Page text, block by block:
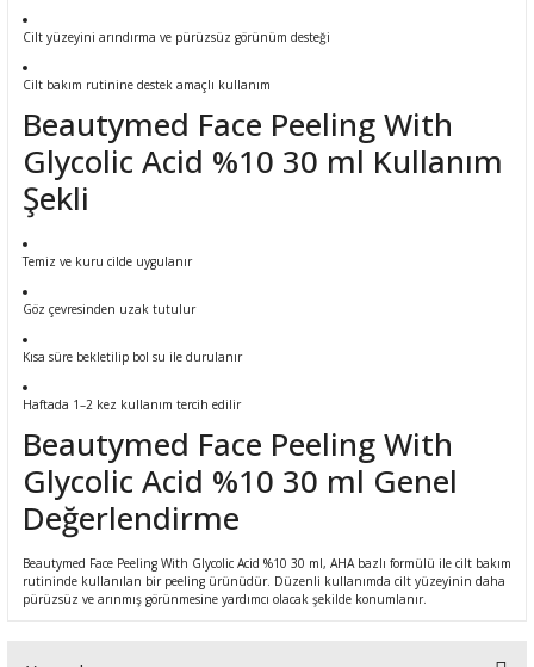
Cilt yüzeyini arındırma ve pürüzsüz görünüm desteği
Cilt bakım rutinine destek amaçlı kullanım
Beautymed Face Peeling With
Glycolic Acid %10 30 ml Kullanım
Şekli
Temiz ve kuru cilde uygulanır
Göz çevresinden uzak tutulur
Kısa süre bekletilip bol su ile durulanır
Haftada 1–2 kez kullanım tercih edilir
Beautymed Face Peeling With
Glycolic Acid %10 30 ml Genel
Değerlendirme
Beautymed Face Peeling With Glycolic Acid %10 30 ml, AHA bazlı formülü ile cilt bakım
rutininde kullanılan bir peeling ürünüdür. Düzenli kullanımda cilt yüzeyinin daha
pürüzsüz ve arınmış görünmesine yardımcı olacak şekilde konumlanır.